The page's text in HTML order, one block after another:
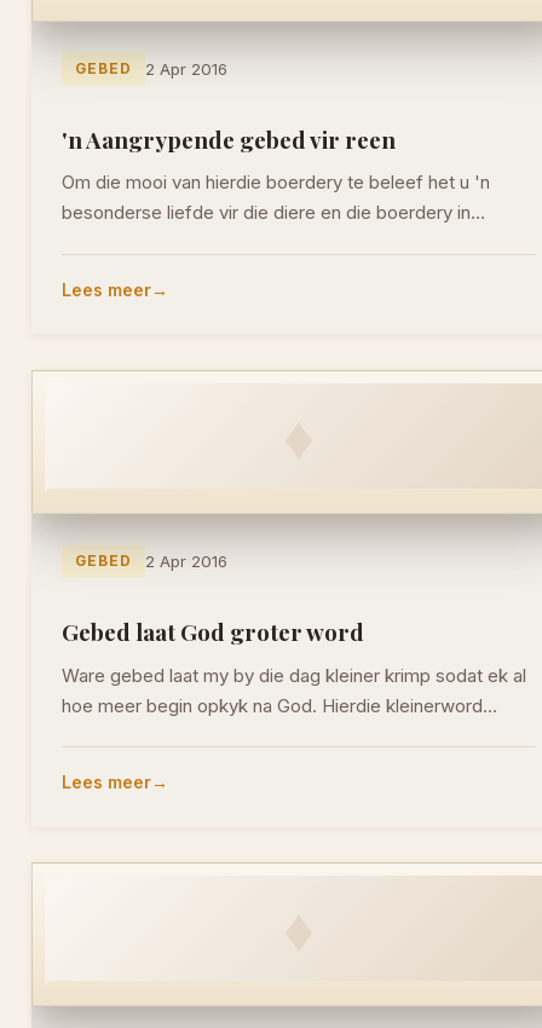
GEBED 2 Apr 2016
'n Aangrypende gebed vir reen
Om die mooi van hierdie boerdery te beleef het u 'n
besonderse liefde vir die diere en die boerdery in…
Lees meer
GEBED 2 Apr 2016
Gebed laat God groter word
Ware gebed laat my by die dag kleiner krimp sodat ek al
hoe meer begin opkyk na God. Hierdie kleinerword…
Lees meer